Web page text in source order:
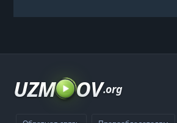
UZM OV.org